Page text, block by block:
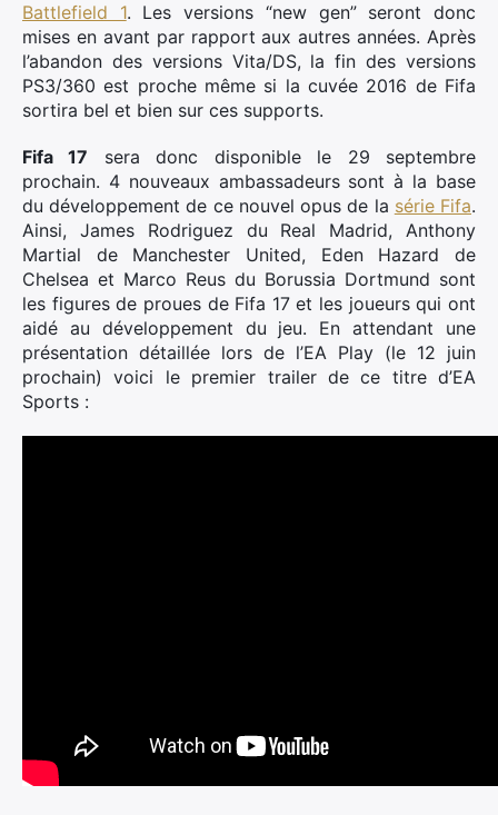
Battlefield 1. Les versions “new gen” seront donc
mises en avant par rapport aux autres années. Après
l’abandon des versions Vita/DS, la fin des versions
PS3/360 est proche même si la cuvée 2016 de Fifa
sortira bel et bien sur ces supports.
Fifa 17 sera donc disponible le 29 septembre
prochain. 4 nouveaux ambassadeurs sont à la base
du développement de ce nouvel opus de la série Fifa.
Ainsi, James Rodriguez du Real Madrid, Anthony
Martial de Manchester United, Eden Hazard de
Chelsea et Marco Reus du Borussia Dortmund sont
les figures de proues de Fifa 17 et les joueurs qui ont
aidé au développement du jeu. En attendant une
présentation détaillée lors de l’EA Play (le 12 juin
prochain) voici le premier trailer de ce titre d’EA
Sports :